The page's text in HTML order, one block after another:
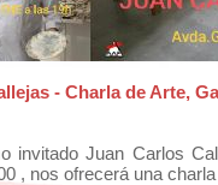
- Charla de Arte,
invitado Juan Carlos
, nos ofrecerá una